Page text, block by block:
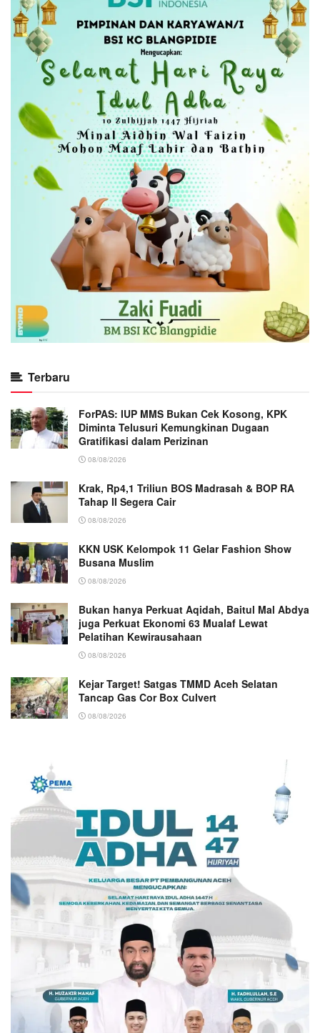
Terbaru
ForPAS: IUP MMS Bukan Cek Kosong, KPK
Diminta Telusuri Kemungkinan Dugaan
Gratifikasi dalam Perizinan
08/08/2026
Krak, Rp4,1 Triliun BOS Madrasah & BOP RA
Tahap II Segera Cair
08/08/2026
KKN USK Kelompok 11 Gelar Fashion Show
Busana Muslim
08/08/2026
Bukan hanya Perkuat Aqidah, Baitul Mal Abdya
juga Perkuat Ekonomi 63 Mualaf Lewat
Pelatihan Kewirausahaan
08/08/2026
Kejar Target! Satgas TMMD Aceh Selatan
Tancap Gas Cor Box Culvert
08/08/2026